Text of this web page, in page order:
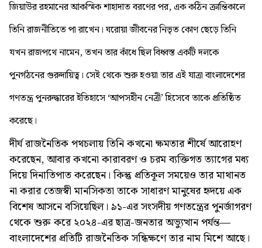
জিয়াউর রহমানের আকস্মিক শাহাদাত বরণের পর, এক কঠিন ক্রান্তিকালে
তিনি রাজনীতিতে পা রাখেন। ঘরোয়া জীবনের নিভৃত কোণ ছেড়ে তিনি
যখন রাজপথে নামেন, তখন তার কাঁধে ছিল বিধ্বস্ত একটি দলকে
পুনর্গঠনের গুরুদায়িত্ব। সেই থেকে শুরু হওয়া তার এই যাত্রা বাংলাদেশের
গণতন্ত্র পুনরুদ্ধারের ইতিহাসে ‘আপসহীন নেত্রী’ হিসেবে তাকে প্রতিষ্ঠিত
করেছে।
দীর্ঘ রাজনৈতিক পথচলায় তিনি কখনো ক্ষমতার শীর্ষে আরোহণ
করেছেন, আবার কখনো কারাবরণ ও চরম ব্যক্তিগত ত্যাগের মধ্য
দিয়ে দিনাতিপাত করেছেন। কিন্তু প্রতিকূল সময়েও তার মাথানত
না করার তেজস্বী মানসিকতা তাকে সাধারণ মানুষের হৃদয়ে এক
বিশেষ আসনে বসিয়েছিল। ৯১-এর সংসদীয় গণতন্ত্রের পুনর্জাগরণ
থেকে শুরু করে ২০২৪-এর ছাত্র-জনতার অভ্যুত্থান পর্যন্ত—
বাংলাদেশের প্রতিটি রাজনৈতিক সন্ধিক্ষণে তার নাম মিশে আছে।